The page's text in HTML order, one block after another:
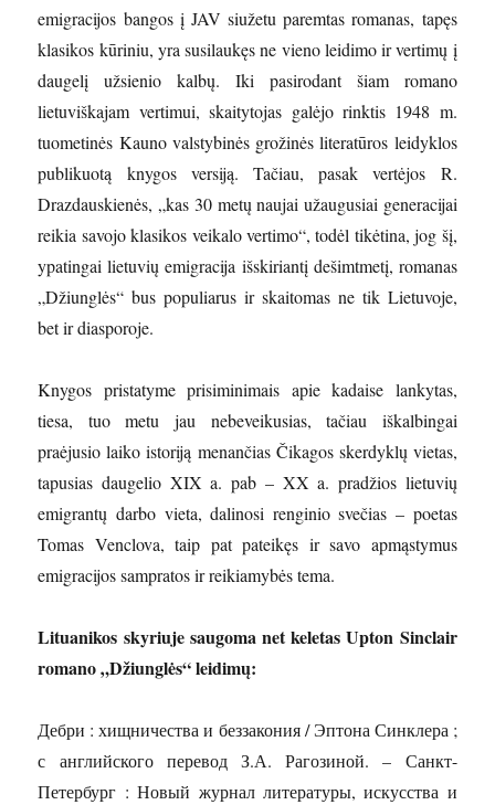
emigracijos bangos į JAV siužetu paremtas romanas, tapęs
klasikos kūriniu, yra susilaukęs ne vieno leidimo ir vertimų į
daugelį užsienio kalbų. Iki pasirodant šiam romano
lietuviškajam vertimui, skaitytojas galėjo rinktis 1948 m.
tuometinės Kauno valstybinės grožinės literatūros leidyklos
publikuotą knygos versiją. Tačiau, pasak vertėjos R.
Drazdauskienės, „kas 30 metų naujai užaugusiai generacijai
reikia savojo klasikos veikalo vertimo“, todėl tikėtina, jog šį,
ypatingai lietuvių emigracija išskiriantį dešimtmetį, romanas
„Džiunglės“ bus populiarus ir skaitomas ne tik Lietuvoje,
bet ir diasporoje.
Knygos pristatyme prisiminimais apie kadaise lankytas,
tiesa, tuo metu jau nebeveikusias, tačiau iškalbingai
praėjusio laiko istoriją menančias Čikagos skerdyklų vietas,
tapusias daugelio XIX a. pab – XX a. pradžios lietuvių
emigrantų darbo vieta, dalinosi renginio svečias – poetas
Tomas Venclova, taip pat pateikęs ir savo apmąstymus
emigracijos sampratos ir reikiamybės tema.
Lituanikos skyriuje saugoma net keletas Upton Sinclair
romano „Džiunglės“ leidimų:
Дебри : хищничества и беззакония / Эптона Синклера ;
с английского перевод З.А. Рагозиной. – Санкт-
Петербург : Новый журнал литературы, искусства и